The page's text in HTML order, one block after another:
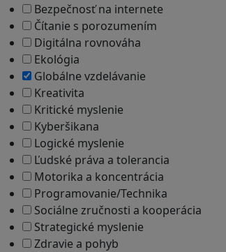
Bezpečnosť na internete
Čítanie s porozumením
Digitálna rovnováha
Ekológia
Globálne vzdelávanie
Kreativita
Kritické myslenie
Kyberšikana
Logické myslenie
Ľudské práva a tolerancia
Motorika a koncentrácia
Programovanie/Technika
Sociálne zručnosti a kooperácia
Strategické myslenie
Zdravie a pohyb